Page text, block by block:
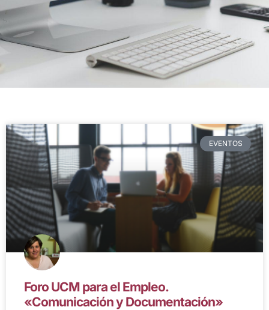
EVENTOS
Foro UCM para el Empleo.
«Comunicación y Documentación»